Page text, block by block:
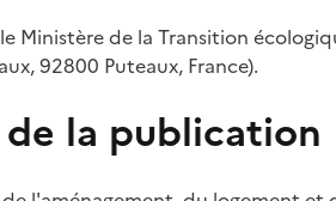
Ministère de la Transition
92800 Puteaux, France).
la publication